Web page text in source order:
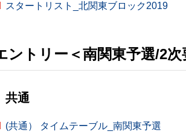
スタートリスト_北関東ブロック2019
ントリー＜南関東予選/2次
共通
(共通） タイムテーブル_南関東予選